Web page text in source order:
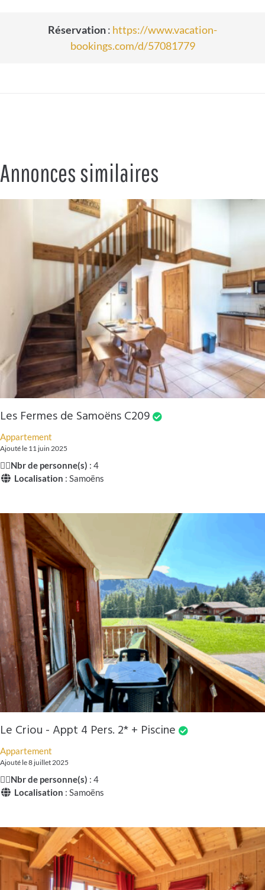
Réservation: https://www.vacation-
bookings.com/d/57081779
Annonces similaires
Les Fermes de Samoëns C209
Appartement
Ajouté le 11 juin 2025
🧍‍♂️Nbr de personne(s) : 4
Localisation : Samoëns
Le Criou - Appt 4 Pers. 2* + Piscine
Appartement
Ajouté le 8 juillet 2025
🧍‍♂️Nbr de personne(s) : 4
Localisation : Samoëns